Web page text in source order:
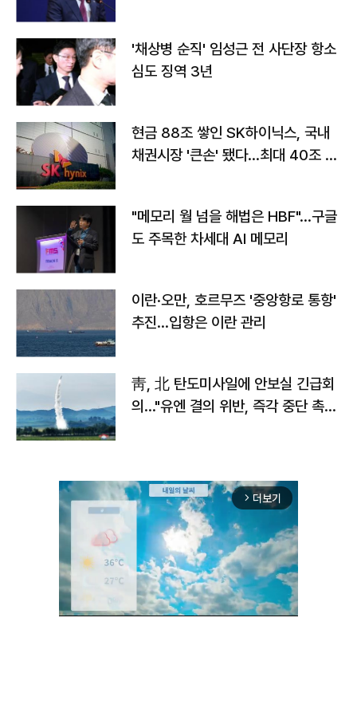
'채상병 순직' 임성근 전 사단장 항소
심도 징역 3년
현금 88조 쌓인 SK하이닉스, 국내
채권시장 '큰손' 됐다…최대 40조 투
"메모리 월 넘을 해법은 HBF"…구글
도 주목한 차세대 AI 메모리
이란·오만, 호르무즈 '중앙항로 통항'
추진…입항은 이란 관리
靑, 北 탄도미사일에 안보실 긴급회
의…"유엔 결의 위반, 즉각 중단 촉
arrow_forward_ios 더보기